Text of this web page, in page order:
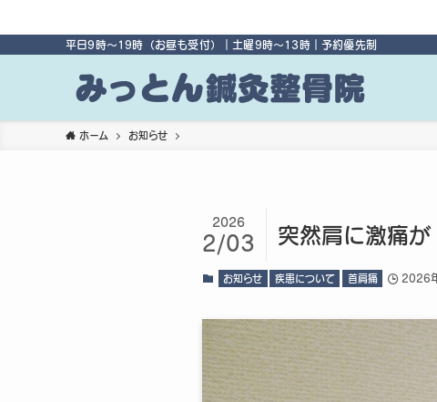
平日9時〜19時（お昼も受付）｜土曜9時〜13時｜予約優先制
ホーム お知らせ
突然肩に激痛
2026
2/03
お知らせ 疾患について 首肩痛 2026